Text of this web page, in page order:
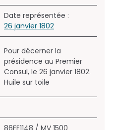
Date représentée :
26 janvier 1802
Pour décerner la
présidence au Premier
Consul, le 26 janvier 1802.
Huile sur toile
86EE1148 / MV 1500